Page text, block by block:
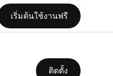
เริ่มต้นใช้งานฟรี
ติดตั้ง